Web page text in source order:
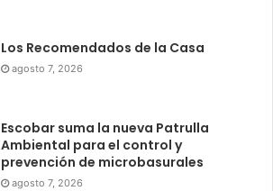
Los Recomendados de la Casa
agosto 7, 2026
Escobar suma la nueva Patrulla
Ambiental para el control y
prevención de microbasurales
agosto 7, 2026